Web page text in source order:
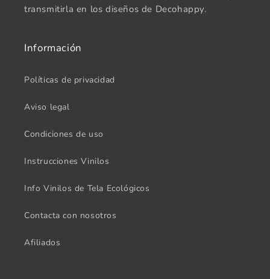
transmitirla en los diseños de Decohappy.
Información
Políticas de privacidad
Aviso legal
Condiciones de uso
Instrucciones Vinilos
Info Vinilos de Tela Ecológicos
Contacta con nosotros
Afiliados